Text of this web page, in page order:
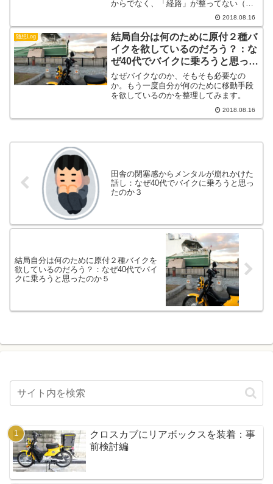
からでなく、「経路」が整ってない（か
ら移動距離が長くなる）から、という仮
2018.08.16
随想Log
結局自分は何のために原付２種バ
イクを欲しているのだろう？：な
ぜ40代でバイクに乗ろうと思った
のか５
なぜバイクなのか、そもそも必要なの
か。もう一度自分が何のために移動手段
を欲しているのかを整理してみます。
2018.08.16
田舎の閉塞感からメンタルが崩れかけた
話し：なぜ40代でバイクに乗ろうと思っ
たのか３
結局自分は何のために原付２種バイクを
欲しているのだろう？：なぜ40代でバイ
クに乗ろうと思ったのか５
クロスカブにリアボックスを装着：事
前検討編